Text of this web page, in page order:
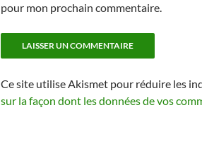
pour mon prochain commentaire.
Ce site utilise Akismet pour réduire les
sur la façon dont les données de vos